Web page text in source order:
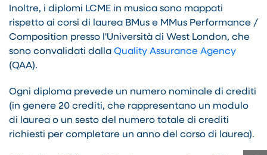
Inoltre, i diplomi LCME in musica sono mappati
rispetto ai corsi di laurea BMus e MMus Performance /
Composition presso l'Università di West London, che
sono convalidati dalla Quality Assurance Agency
(QAA).
Ogni diploma prevede un numero nominale di crediti
(in genere 20 crediti, che rappresentano un modulo
di laurea o un sesto del numero totale di crediti
richiesti per completare un anno del corso di laurea).